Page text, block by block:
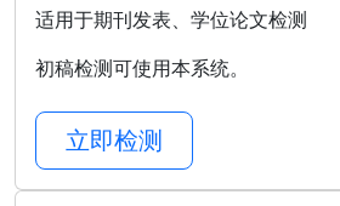
适用于期刊发表、学位论文检测
初稿检测可使用本系统。
立即检测